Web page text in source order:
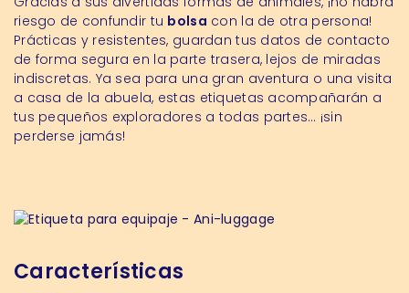
riesgo de confundir tu bolsa con la de otra persona!
Prácticas y resistentes, guardan tus datos de contacto
de forma segura en la parte trasera, lejos de miradas
indiscretas. Ya sea para una gran aventura o una visita
a casa de la abuela, estas etiquetas acompañarán a
tus pequeños exploradores a todas partes… ¡sin
perderse jamás!
Características